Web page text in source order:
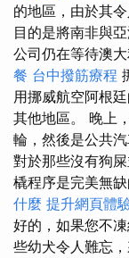
的地區，由於其
目的是將南非與
公司仍在等待澳
餐 台中撥筋療程
用挪威航空阿根
其他地區。 晚上
輪，然後是公共
對於那些沒有狗
橇程序是完美無缺
什麼 提升網頁體
好的，如果您不
些幼犬令人難忘